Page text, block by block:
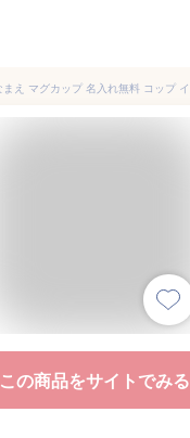
この商品をサイトでみる